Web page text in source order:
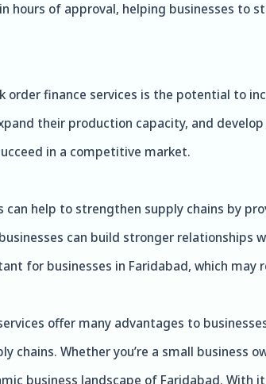
of approval, helping businesses to
finance services is the potential to
their production capacity, and
in a competitive market.
can help to strengthen supply chains by
can build stronger relationships
for businesses in Faridabad, which
offer many advantages to
chains. Whether you’re a small business
business landscape of Faridabad. With